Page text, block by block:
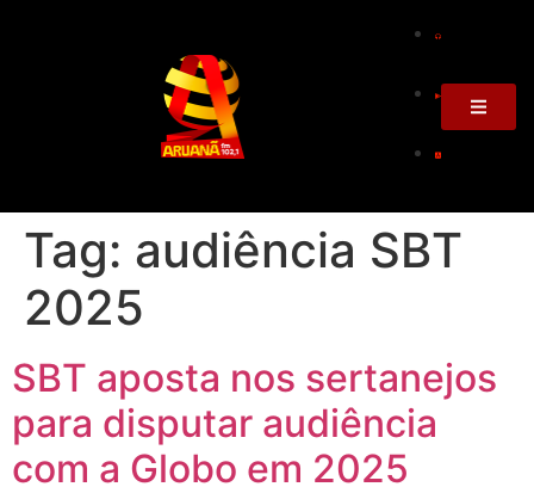
Tag: audiência SBT
2025
SBT aposta nos sertanejos
para disputar audiência
com a Globo em 2025